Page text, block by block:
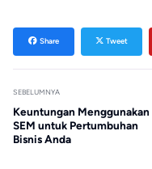
Share Tweet
SEBELUMNYA
Keuntungan Menggunakan
SEM untuk Pertumbuhan
Bisnis Anda